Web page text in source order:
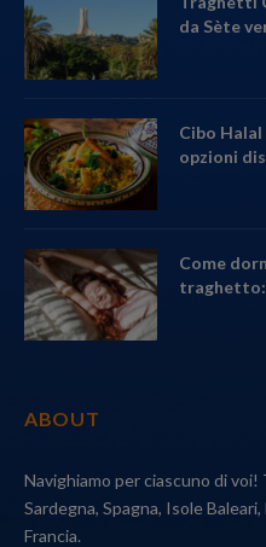
da Sète
Cibo
opzioni
Come
ABOUT
Navighiamo per ciascuno di voi!
Sardegna, Spagna, Isole
Francia.